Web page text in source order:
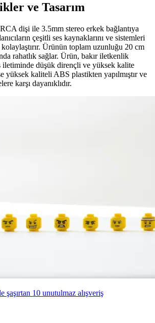
ve Tasarım
dişi ile 3.5mm stereo erkek bağlantıya
çeşitli ses kaynaklarını ve sistemleri
kolaylaştırır. Ürünün toplam uzunluğu 20 cm
rahatlık sağlar. Ürün, bakır iletkenlik
iletiminde düşük dirençli ve yüksek kalite
yüksek kaliteli ABS plastikten yapılmıştır ve
karşı dayanıklıdır.
şaşırtan 10 unutulmaz alışveriş